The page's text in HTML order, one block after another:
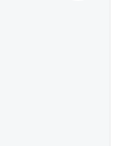
vnitřním